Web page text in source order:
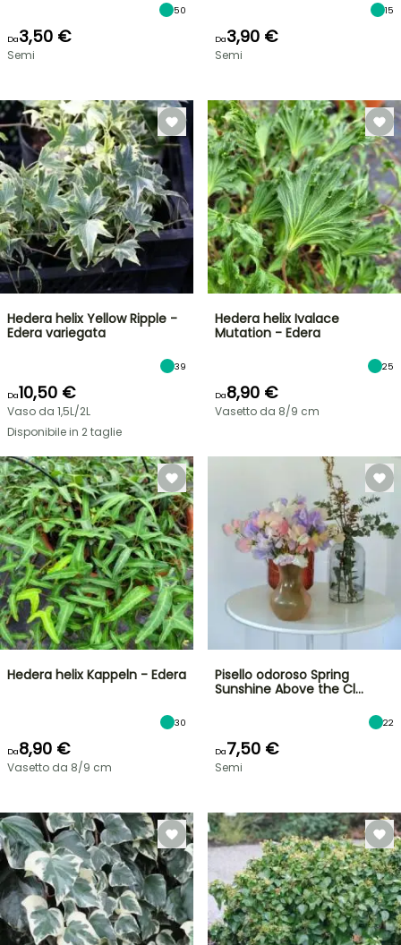
50
Da3,50 €
Semi
15
Da3,90 €
Semi
Hedera helix Yellow Ripple -
Edera variegata
39
Da10,50 €
Vaso da 1,5L/2L
Disponibile in 2 taglie
Hedera helix Ivalace
Mutation - Edera
25
Da8,90 €
Vasetto da 8/9 cm
Hedera helix Kappeln - Edera
30
Da8,90 €
Vasetto da 8/9 cm
Pisello odoroso Spring
Sunshine Above the Cl…
22
Da7,50 €
Semi